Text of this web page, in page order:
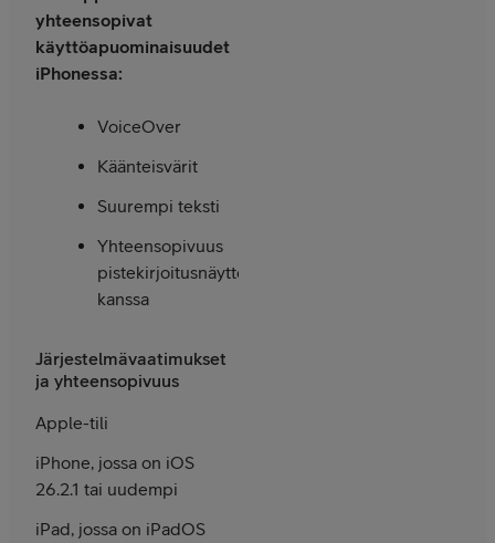
yhteensopivat
käyttöapu­ominaisuudet
iPhonessa:
VoiceOver
Käänteisvärit
Suurempi teksti
Yhteensopivuus
piste­kirjoitusnäyttöjen
kanssa
Järjestelmävaatimukset
ja yhteensopivuus
Apple-tili
iPhone, jossa on iOS
26.2.1 tai uudempi
iPad, jossa on iPadOS